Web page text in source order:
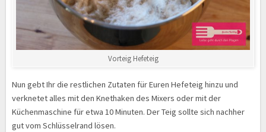
Vorteig Hefeteig
Nun gebt Ihr die restlichen Zutaten für Euren Hefeteig hinzu und
verknetet alles mit den Knethaken des Mixers oder mit der
Küchenmaschine für etwa 10 Minuten. Der Teig sollte sich nachher
gut vom Schlüsselrand lösen.